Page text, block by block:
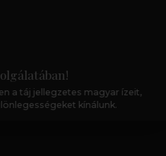
táj jellegzetes magyar ízeit,
kínálunk.